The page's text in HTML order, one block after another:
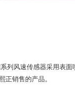
系列风速传感器采用表
正销售的产品。